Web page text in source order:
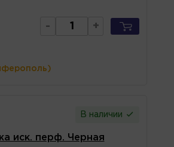
- +
В наличии
иск. перф. Черная